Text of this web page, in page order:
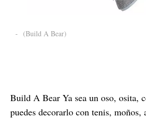
- (Build A Bear)
Build A Bear Ya sea un oso, osita,
puedes decorarlo con tenis, moños,